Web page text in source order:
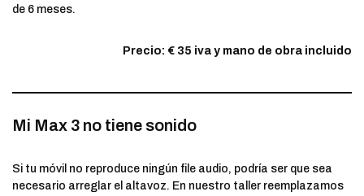
de 6 meses.
Precio: € 35 iva y mano de obra incluido
Mi Max 3 no tiene sonido
Si tu móvil no reproduce ningún file audio, podría ser que sea
necesario arreglar el altavoz. En nuestro taller reemplazamos